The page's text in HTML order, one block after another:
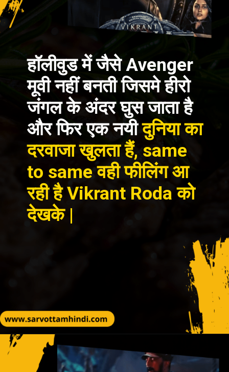
हॉलीवुड में जैसे Avenger
मूवी नहीं बनती जिसमे हीरो
जंगल के अंदर घुस जाता है
और फिर एक नयीदुनिया का
दरवाजा खुलता हैं, same
to same वही फीलिंग आ
रही है Vikrant Roda को
देखके |